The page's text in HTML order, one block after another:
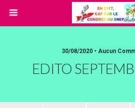
30/08/2020 • Aucun
EDITO